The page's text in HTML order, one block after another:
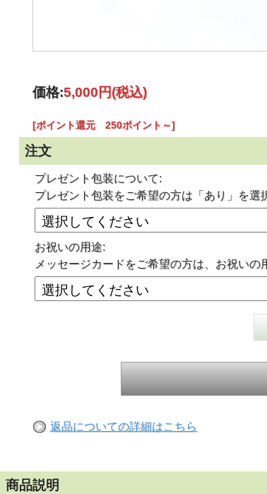
価格:5,000円(税込)
[ポイント還元 250ポイント～]
注文
プレゼント包装について:
プレゼント包装をご希望の方は「あり」を選
お祝いの用途:
メッセージカードをご希望の方は、お祝いの
返品についての詳細はこちら
商品説明